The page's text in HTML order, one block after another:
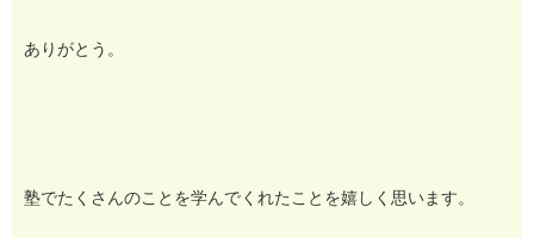
ありがとう。
塾でたくさんのことを学んでくれたことを嬉しく思います。